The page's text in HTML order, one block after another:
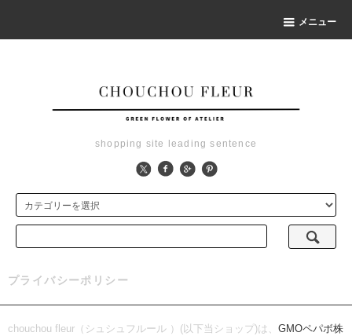
メニュー
shopping site leading sentence
プライバシーポリシー
chouchou fleur（シュシュフルール ）(以下当ショップ)は、 GMOペパボ株